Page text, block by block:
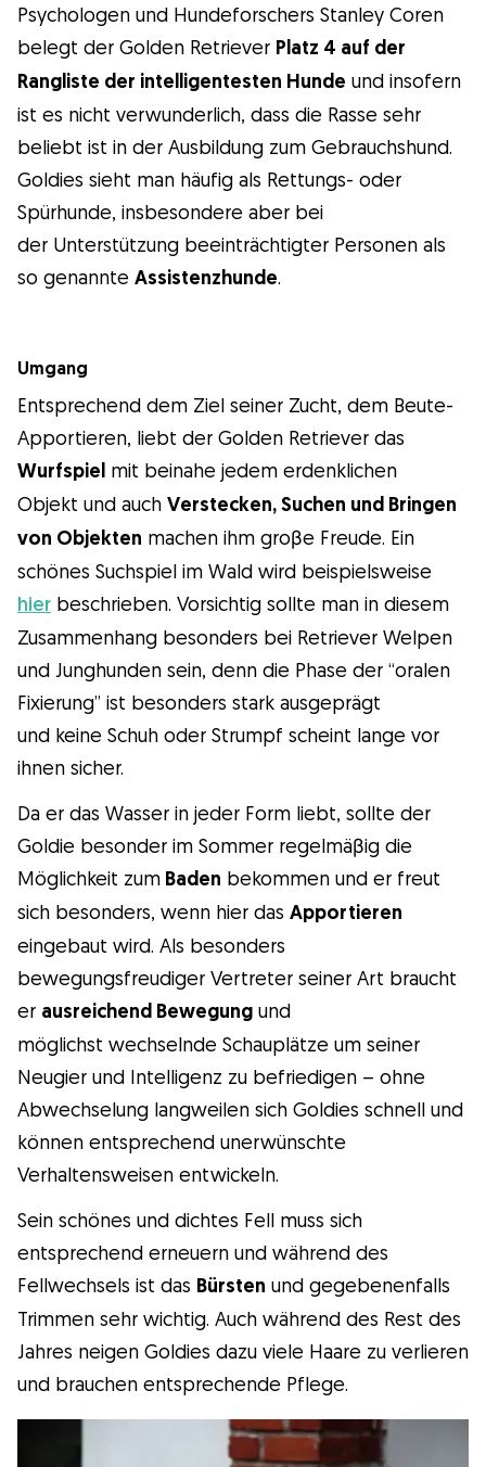
Psychologen und Hundeforschers Stanley Coren
belegt der Golden Retriever Platz 4 auf der
Rangliste der intelligentesten Hunde und insofern
ist es nicht verwunderlich, dass die Rasse sehr
beliebt ist in der Ausbildung zum Gebrauchshund.
Goldies sieht man häufig als Rettungs- oder
Spürhunde, insbesondere aber bei
der Unterstützung beeinträchtigter Personen als
so genannte Assistenzhunde.
Umgang
Entsprechend dem Ziel seiner Zucht, dem Beute-
Apportieren, liebt der Golden Retriever das
Wurfspiel mit beinahe jedem erdenklichen
Objekt und auch Verstecken, Suchen und Bringen
von Objekten machen ihm groβe Freude. Ein
schönes Suchspiel im Wald wird beispielsweise
hier beschrieben. Vorsichtig sollte man in diesem
Zusammenhang besonders bei Retriever Welpen
und Junghunden sein, denn die Phase der “oralen
Fixierung” ist besonders stark ausgeprägt
und keine Schuh oder Strumpf scheint lange vor
ihnen sicher.
Da er das Wasser in jeder Form liebt, sollte der
Goldie besonder im Sommer regelmäβig die
Möglichkeit zum Baden bekommen und er freut
sich besonders, wenn hier das Apportieren
eingebaut wird. Als besonders
bewegungsfreudiger Vertreter seiner Art braucht
er ausreichend Bewegung und
möglichst wechselnde Schauplätze um seiner
Neugier und Intelligenz zu befriedigen – ohne
Abwechselung langweilen sich Goldies schnell und
können entsprechend unerwünschte
Verhaltensweisen entwickeln.
Sein schönes und dichtes Fell muss sich
entsprechend erneuern und während des
Fellwechsels ist das Bürsten und gegebenenfalls
Trimmen sehr wichtig. Auch während des Rest des
Jahres neigen Goldies dazu viele Haare zu verlieren
und brauchen entsprechende Pflege.